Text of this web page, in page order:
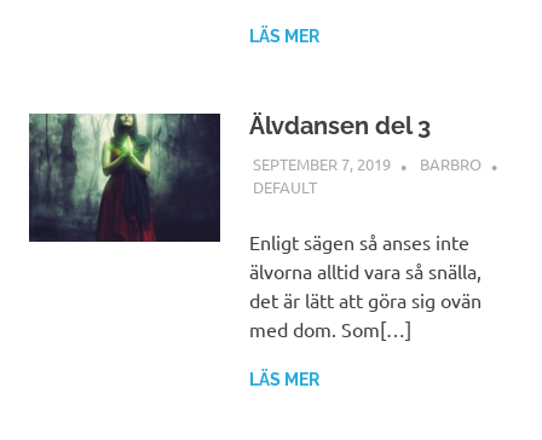
LÄS MER
Älvdansen del 3
SEPTEMBER 7, 2019
BARBRO
DEFAULT
Enligt sägen så anses inte
älvorna alltid vara så snälla,
det är lätt att göra sig ovän
med dom. Som[…]
LÄS MER